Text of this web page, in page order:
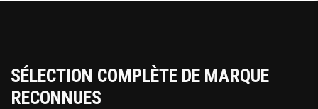
SÉLECTION COMPLÈTE DE MARQUE
RECONNUES